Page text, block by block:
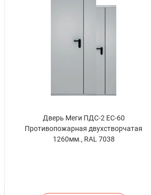
Дверь Меги ПДС-2 ЕС-60
Противопожарная двухстворчатая
1260мм., RAL 7038